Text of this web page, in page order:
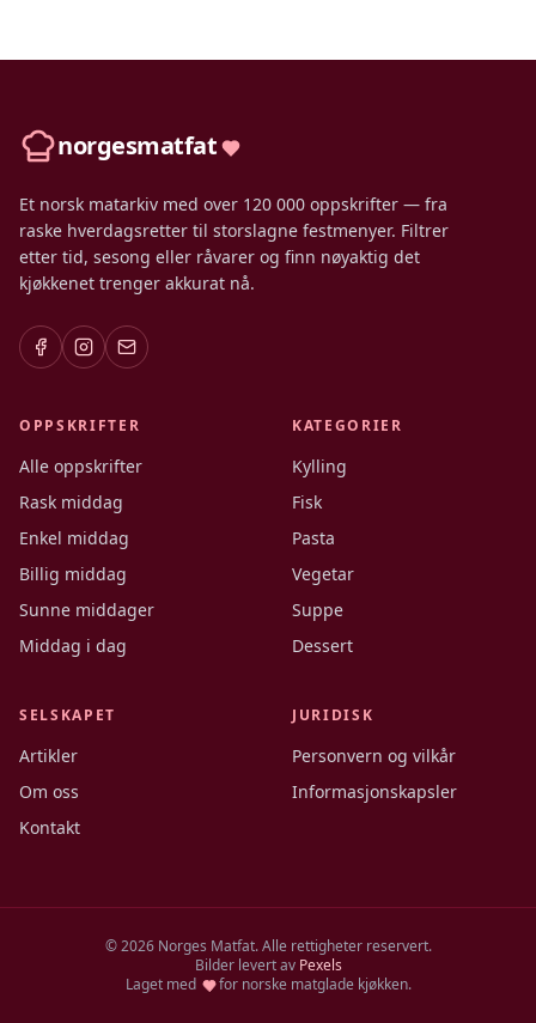
norgesmatfat
Et norsk matarkiv med over 120 000 oppskrifter — fra
raske hverdagsretter til storslagne festmenyer. Filtrer
etter tid, sesong eller råvarer og finn nøyaktig det
kjøkkenet trenger akkurat nå.
OPPSKRIFTER
Alle oppskrifter
Rask middag
Enkel middag
Billig middag
Sunne middager
Middag i dag
KATEGORIER
Kylling
Fisk
Pasta
Vegetar
Suppe
Dessert
SELSKAPET
Artikler
Om oss
Kontakt
JURIDISK
Personvern og vilkår
Informasjonskapsler
©2026Norges Matfat. Alle rettigheter reservert.
Bilder levert av Pexels
Laget med
for norske matglade kjøkken.